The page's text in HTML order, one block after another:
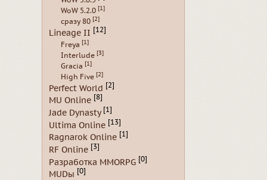
WoW 5.2.0 [1]
сразу 80 [2]
Lineage II [12]
Freya [1]
Interlude [3]
Gracia [1]
High Five [2]
Perfect World [2]
MU Online [8]
Jade Dynasty [1]
Ultima Online [13]
Ragnarok Online [1]
RF Online [3]
Разработка MMORPG [0]
MUDы [0]